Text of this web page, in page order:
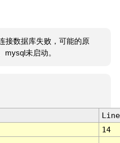
接数据库失败，可能的原
mysql未启动。
Line
14